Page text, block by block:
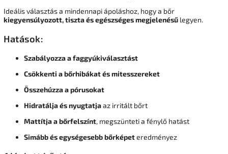
Ideális választás a mindennapi ápoláshoz, hogy a bőr
kiegyensúlyozott, tiszta és egészséges megjelenésű legyen.
Hatások:
Szabályozza a faggyúkiválasztást
Csökkenti a bőrhibákat és mitesszereket
Összehúzza a pórusokat
Hidratálja és nyugtatjaaz irritált bőrt
Mattítja a bőrfelszínt, megszünteti a fénylő hatást
Simább és egységesebb bőrképeteredményez